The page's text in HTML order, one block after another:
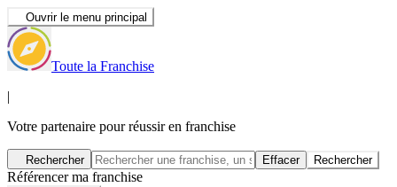
Ouvrir le menu principal
Toute la Franchise
|
Votre partenaire pour réussir en franchise
Rechercher Effacer Rechercher
Référencer ma franchise